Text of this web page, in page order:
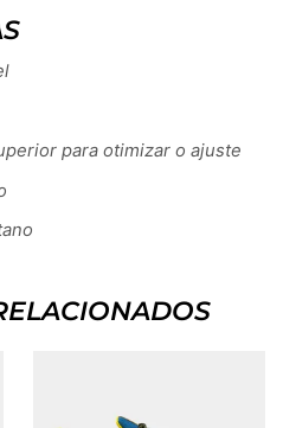
para otimizar o ajuste